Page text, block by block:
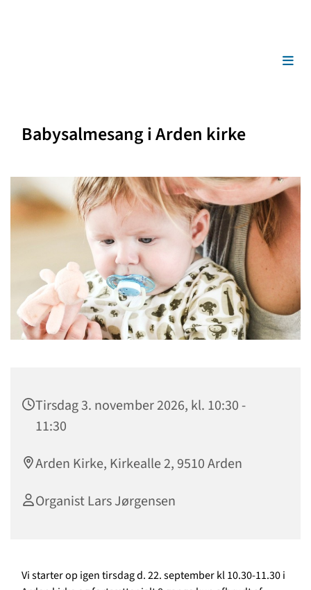
Babysalmesang i Arden kirke
Tirsdag 3. november 2026, kl. 10:30 -
11:30
Arden Kirke, Kirkealle 2, 9510 Arden
Organist Lars Jørgensen
Vi starter op igen tirsdag d. 22. september kl 10.30-11.30 i